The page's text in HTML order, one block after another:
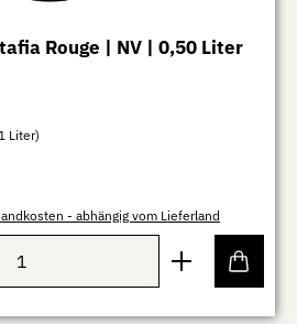
Rouge | NV | 0,50 Liter
Liter)
- abhängig vom Lieferland
den gewünschten Wert ein